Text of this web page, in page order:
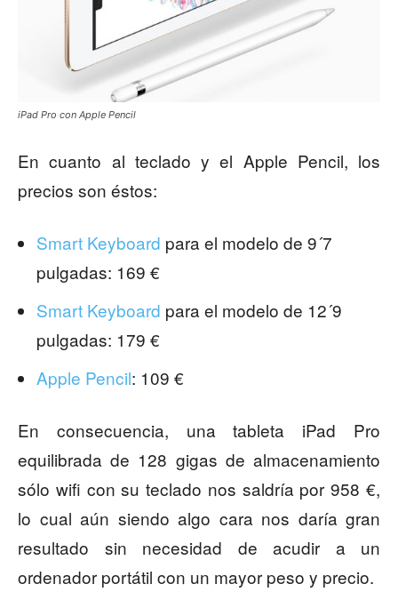
iPad Pro con Apple Pencil
En cuanto al teclado y el Apple Pencil, los
precios son éstos:
Smart Keyboard para el modelo de 9´7
pulgadas: 169 €
Smart Keyboard para el modelo de 12´9
pulgadas: 179 €
Apple Pencil: 109 €
En consecuencia, una tableta iPad Pro
equilibrada de 128 gigas de almacenamiento
sólo wifi con su teclado nos saldría por 958 €,
lo cual aún siendo algo cara nos daría gran
resultado sin necesidad de acudir a un
ordenador portátil con un mayor peso y precio.